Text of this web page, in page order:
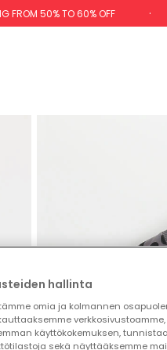
FROM 50% TO 60% OFF
hallinta
omia ja kolmannen
käyttökokemuksen,
sekä näyttääksemme